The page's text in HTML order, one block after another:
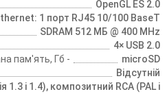
OpenGL ES 2.0
1 порт RJ45 10/100 BaseT
SDRAM 512 МБ @ 400 MHz
4× USB 2.0
пам'ять, Гб -
microSD
Відсутній
1.3 і 1.4), композитний RCA (PAL і